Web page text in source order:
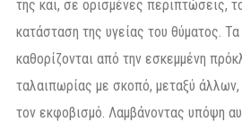
της και, σε ορισμένες περιπτώσεις,
κατάσταση της υγείας του θύματος.
καθορίζονται από την εσκεμμένη
ταλαιπωρίας με σκοπό, μεταξύ άλλων,
τον εκφοβισμό. Λαμβάνοντας υπόψη